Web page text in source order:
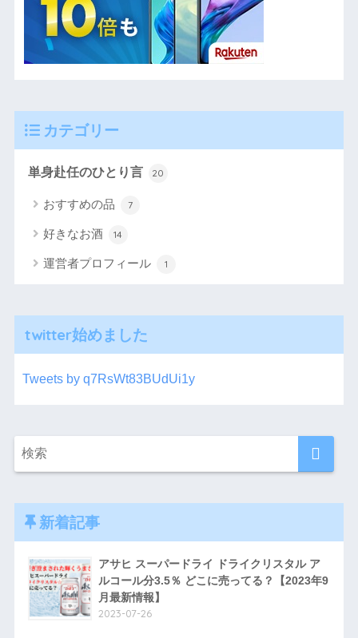
カテゴリー
単身赴任のひとり言 20
おすすめの品 7
好きなお酒 14
運営者プロフィール 1
twitter始めました
Tweets by q7RsWt83BUdUi1y
新着記事
アサヒ スーパードライ ドライクリスタル ア
ルコール分3.5％ どこに売ってる？【2023年9
月最新情報】
2023-07-26